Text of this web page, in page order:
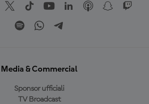
Media & Commercial
Sponsor ufficiali
TV Broadcast